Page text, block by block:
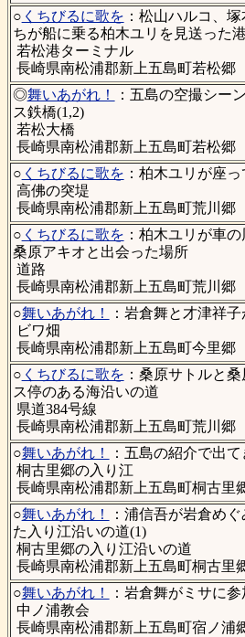
○ くちびるに歌を ：松山ハルコ、
ちが船に乗る柏木ユリを見送った港
若松港ターミナル
長崎県南松浦郡新上五島町若松郷
◎舞いあがれ！
：五島の空撮シー
ス鉄橋(1,2)
若松大橋
長崎県南松浦郡新上五島町若松郷
○ くちびるに歌を ：柏木ユリが座
高佛の突堤
長崎県南松浦郡新上五島町荒川郷
○ くちびるに歌を ：柏木ユリが車
桑原アキオと出会った場所
道路
長崎県南松浦郡新上五島町荒川郷
○舞いあがれ！
：岩倉舞と才津祥
ビワ畑
長崎県南松浦郡新上五島町今里郷
○ くちびるに歌を ：桑原サトルと
ス停のある海沿いの道
県道384号線
長崎県南松浦郡新上五島町荒川郷
○舞いあがれ！
：五島の紹介で出
桐古里郷の入り江
長崎県南松浦郡新上五島町桐古里
○舞いあがれ！
：浦信吾が岩倉め
た入り江沿いの道(1)
桐古里郷の入り江沿いの道
長崎県南松浦郡新上五島町桐古里
○舞いあがれ！
：岩倉舞がミサに
中ノ浦教会
長崎県南松浦郡新上五島町宿ノ浦